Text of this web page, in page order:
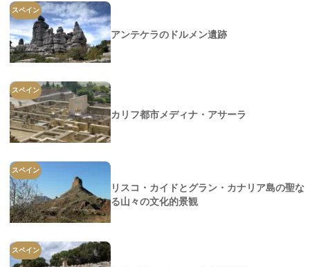
スペイン
アンテケラのドルメン遺跡
スペイン
カリフ都市メディナ・アサーラ
スペイン
リスコ・カイドとグラン・カナリア島の聖な
る山々の文化的景観
スペイン